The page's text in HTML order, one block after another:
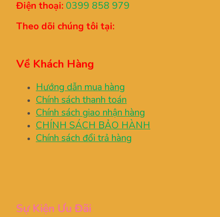
Điện thoại: 0399 858 979
Theo dõi chúng tôi tại:
Về Khách Hàng
Hướng dẫn mua hàng
Chính sách thanh toán
Chính sách giao nhận hàng
CHÍNH SÁCH BẢO HÀNH
Chính sách đổi trả hàng
Sự Kiện Ưu Đãi